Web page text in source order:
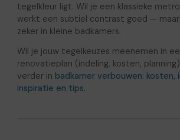
tegelkleur ligt. Wil je een klassieke
werkt een subtiel contrast goed —
zeker in kleine badkamers.
Wil je jouw tegelkeuzes meenemen in
renovatieplan (indeling, kosten,
verder in badkamer verbouwen: kosten,
inspiratie en tips.